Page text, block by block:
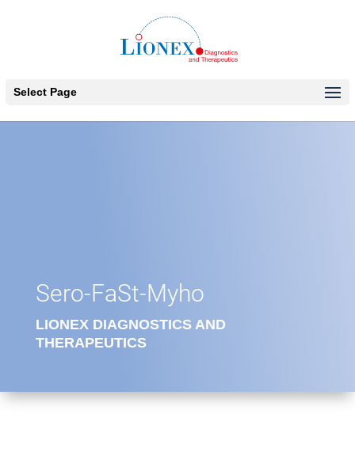
Select Page
Sero-FaSt-Myho
LIONEX DIAGNOSTICS AND
THERAPEUTICS